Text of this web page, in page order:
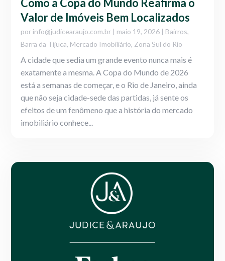
Como a Copa do Mundo Reafirma o
Valor de Imóveis Bem Localizados
por info@judicearaujo.com.br | maio 19, 2026 | Bairros,
Barra da Tijuca, Mercado Imobiliário, Zona Sul do Rio
A cidade que sedia um grande evento nunca mais é
exatamente a mesma. A Copa do Mundo de 2026
está a semanas de começar, e o Rio de Janeiro, ainda
que não seja cidade-sede das partidas, já sente os
efeitos de um fenômeno que a história do mercado
imobiliário conhece...